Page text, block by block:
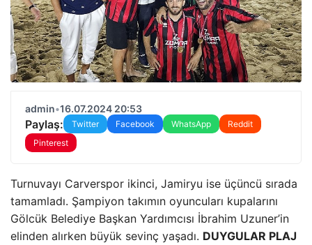
admin•16.07.2024 20:53
Paylaş: Twitter Facebook WhatsApp
Reddit
Pinterest
Turnuvayı Carverspor ikinci, Jamiryu ise üçüncü sırada
tamamladı. Şampiyon takımın oyuncuları kupalarını
Gölcük Belediye Başkan Yardımcısı İbrahim Uzuner’in
elinden alırken büyük sevinç yaşadı. DUYGULAR PLAJ